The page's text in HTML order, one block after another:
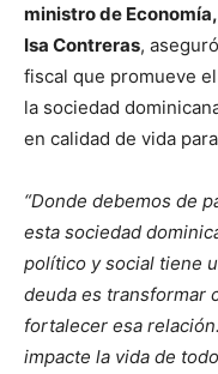
ministro de
Isa Contreras,
fiscal que promueve
la sociedad
en calidad de vida
“Donde debemos de
esta sociedad
político y social tiene
deuda es transformar
fortalecer esa
impacte la vida de